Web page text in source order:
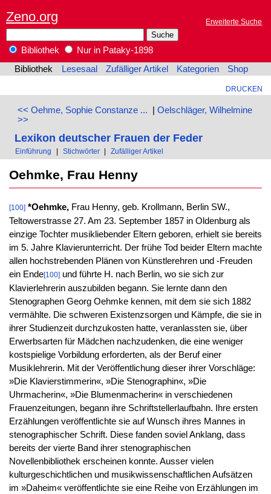
Zeno.org Erweiterte Suche
Bibliothek
Nur in Pataky-1898
Bibliothek
Lesesaal Zufälliger Artikel Kategorien Shop
DRUCKEN
<< Oehme, Sophie Constanze ... |Oelschläger, Wilhelmine
>>
Lexikon deutscher Frauen der Feder
Einführung | Stichwörter | Zufälliger Artikel
Oehmke, Frau Henny
[100] *Oehmke,Frau Henny, geb. Krollmann, Berlin SW.,
Teltowerstrasse 27. Am 23. September 1857 in Oldenburg als
einzige Tochter musikliebender Eltern geboren, erhielt sie bereits
im 5. Jahre Klavierunterricht. Der frühe Tod beider Eltern machte
allen hochstrebenden Plänen von Künstlerehren und -Freuden
ein Ende[100]und führte H. nach Berlin, wo sie sich zur
Klavierlehrerin auszubilden begann. Sie lernte dann den
Stenographen Georg Oehmke kennen, mit dem sie sich 1882
vermählte. Die schweren Existenzsorgen und Kämpfe, die sie in
ihrer Studienzeit durchzukosten hatte, veranlassten sie, über
Erwerbsarten für Mädchen nachzudenken, die eine weniger
kostspielige Vorbildung erforderten, als der Beruf einer
Musiklehrerin. Mit der Veröffentlichung dieser ihrer Vorschläge:
»Die Klavierstimmerin«, »Die Stenographin«, »Die
Uhrmacherin«, »Die Blumenmacherin« in verschiedenen
Frauenzeitungen, begann ihre Schriftstellerlaufbahn. Ihre ersten
Erzählungen veröffentlichte sie auf Wunsch ihres Mannes in
stenographischer Schrift. Diese fanden soviel Anklang, dass
bereits der vierte Band ihrer stenographischen
Novellenbibliothek erscheinen konnte. Ausser vielen
kulturgeschichtlichen und musikwissenschaftlichen Aufsätzen
im »Daheim« veröffentlichte sie eine Reihe von Erzählungen im